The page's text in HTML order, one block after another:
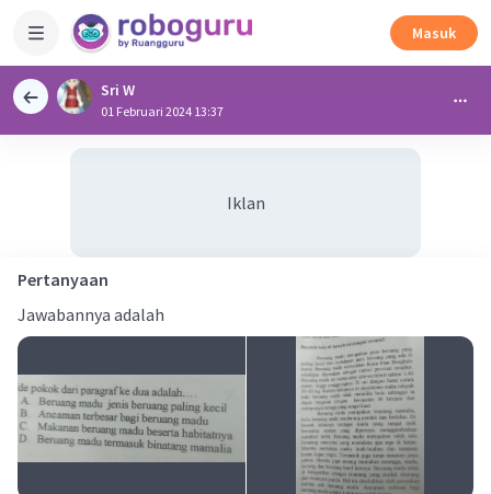
Masuk
Sri W
01 Februari 2024 13:37
Iklan
Pertanyaan
Jawabannya adalah